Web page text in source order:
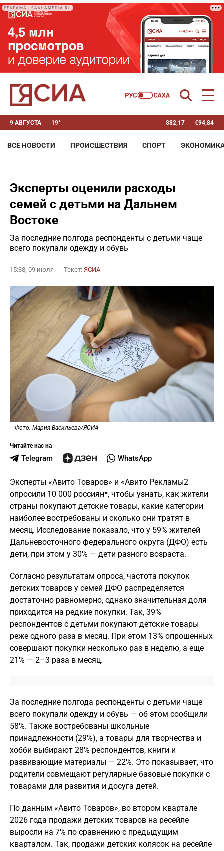
РЕКЛАМА • SAKHAMEDIA.RU
9 АВГУСТА 19° $82,17 €94,84
ВСЕ НОВОСТИ ПРОИСШЕСТВИЯ СПОРТ
Эксперты оценили расходы
семей с детьми на Дальнем
Востоке
За последние полгода респонденты с детьми чаще
всего покупали одежду и обувь
15:38, 09 июля Текст: ЯСИА
Фото: Мария Васильева/ЯСИА
Читайте нас на
Telegram WhatsApp
Эксперты «Авито Товаров» и «Авито Рекламы2
опросили 10 000 россиян*, чтобы узнать, как жители
страны покупают детские товары, какие категории
наиболее востребованы и сколько они тратят в
месяц. Исследование показало, что у 59% жителей
Дальневосточного федерального округа (ДФО) есть
дети, при этом у 30% — дети разного возраста.
Согласно результатам опроса, частота покупок
детских товаров у семей ДФО распределяется
достаточно равномерно, однако значительная доля
приходится на редкие покупки. Так, 39%
респондентов с детьми покупают детские товары
реже одного раза в месяц. При этом 13% опрошенных
совершают покупки несколько раз в неделю, а еще
21% — 2–3 раза в месяц.
За последние полгода респонденты с детьми чаще
всего покупали одежду и обувь — об этом сообщили
58%. Также востребованы школьные
принадлежности (29%), а товары для творчества и
хобби выбирают 28% респондентов, книги и
развивающие материалы — 22%. Это показывает, что
родители совмещают регулярные базовые покупки с
товарами для развития и досуга детей.
По данным «Авито Товаров», во втором квартале
2026 года продажи детских товаров на ресейле
выросли на 7% по сравнению с предыдущим
кварталом. Так, продажи детских колясок на ресейле